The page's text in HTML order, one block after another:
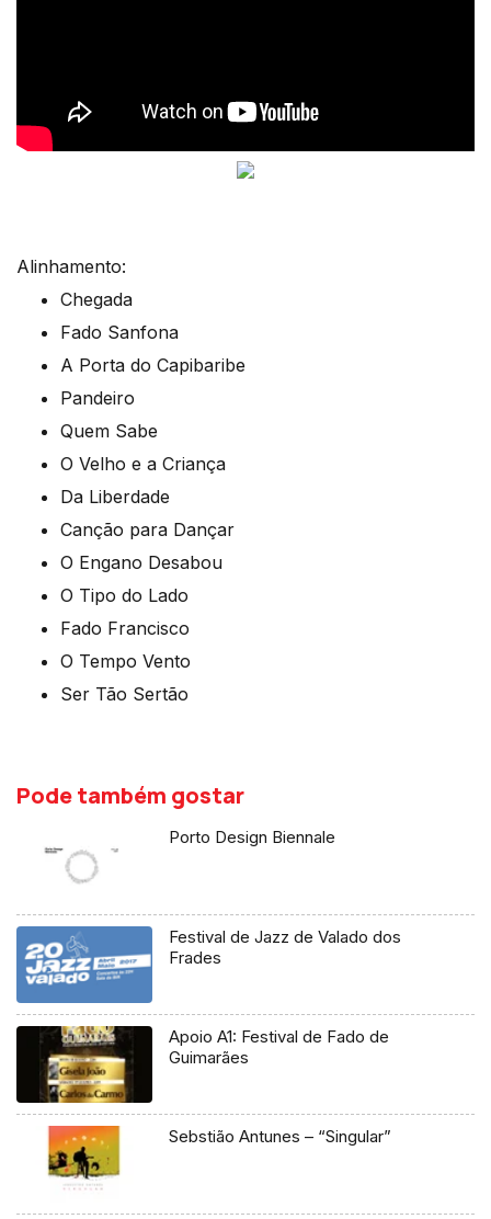
Alinhamento:
Chegada
Fado Sanfona
A Porta do Capibaribe
Pandeiro
Quem Sabe
O Velho e a Criança
Da Liberdade
Canção para Dançar
O Engano Desabou
O Tipo do Lado
Fado Francisco
O Tempo Vento
Ser Tão Sertão
Pode também gostar
Porto Design Biennale
Festival de Jazz de Valado dos
Frades
Apoio A1: Festival de Fado de
Guimarães
Sebstião Antunes – “Singular”